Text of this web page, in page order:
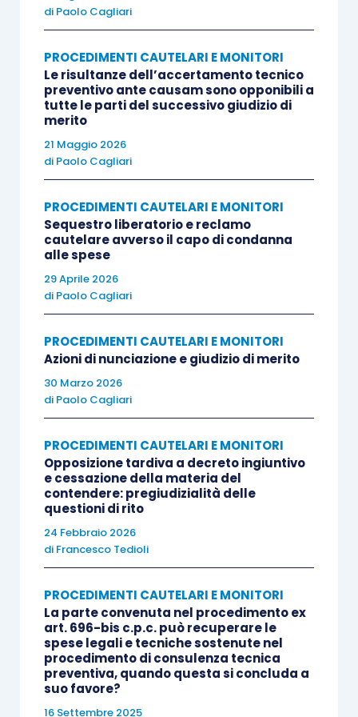
giudice pronunci nel merito nei confronti del
QUESTIONI
Nel caso di specie occorre verificare se sia
ammissibile che l’opponente, pur formulando
provveda a citare direttamente oltre all’opposta
anche il terzo, nonostante il giudice non abbia
disposto a riguardo né abbia fissato una nuova
udienza ai sensi dell’art. 269 c.p.c.
decreto ingiuntivo si riscontrano diversi
Parte della giurisprudenza di merito ritiene che,
poiché sussiste in capo al tribunale il potere di
valutare la comunanza di causa e le ragioni poste
dal chiamante a fondamento della richiesta di
intervento del terzo, anche nel caso di
opposizione a decreto ingiuntivo sia necessario
chiamata di terzo, pena la nullità della chiamata
stessa (cosìex multisTrib. Milano 30/04/2008).
Altro orientamento ritiene, invece, che nel
di Paolo Cagliari
PROCEDIMENTI CAUTELARI E MONITORI
Le risultanze dell’accertamento tecnico
preventivo ante causam sono opponibili a
tutte le parti del successivo giudizio di
merito
21 Maggio 2026
di Paolo Cagliari
PROCEDIMENTI CAUTELARI E MONITORI
Sequestro liberatorio e reclamo
cautelare avverso il capo di condanna
alle spese
29 Aprile 2026
di Paolo Cagliari
PROCEDIMENTI CAUTELARI E MONITORI
Azioni di nunciazione e giudizio di merito
30 Marzo 2026
di Paolo Cagliari
PROCEDIMENTI CAUTELARI E MONITORI
Opposizione tardiva a decreto ingiuntivo
e cessazione della materia del
contendere: pregiudizialità delle
questioni di rito
24 Febbraio 2026
di Francesco Tedioli
PROCEDIMENTI CAUTELARI E MONITORI
La parte convenuta nel procedimento ex
art. 696-bis c.p.c. può recuperare le
spese legali e tecniche sostenute nel
procedimento di consulenza tecnica
preventiva, quando questa si concluda a
suo favore?
16 Settembre 2025